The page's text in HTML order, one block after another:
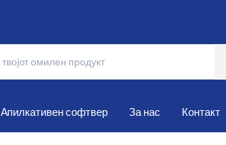
Апилкативен софтвер За нас Контакт